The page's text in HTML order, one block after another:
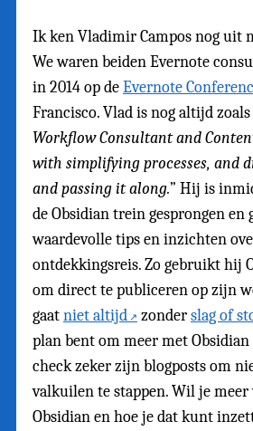
Ik ken Vladimir Campos nog uit
We waren beiden Evernote
in 2014 op deEvernote
Francisco. Vlad is nog altijd
Workflow Consultant and
with simplifying processes, and
and passing it along.” Hij is
de Obsidian trein gesprongen en
waardevolle tips en inzichten
ontdekkingsreis. Zo gebruikt hij
om direct te publiceren op zijn
gaatniet altijd zonderslag of
plan bent om meer met
check zeker zijn blogposts om
valkuilen te stappen. Wil je meer
Obsidian en hoe je dat kunt